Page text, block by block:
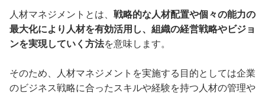
人材マネジメントとは、 戦略的な人材配置や個々の能力の
最大化により人材を有効活用し、組織の経営戦略やビジョ
ンを実現していく方法を意味します。
そのため、人材マネジメントを実施する目的としては企業
のビジネス戦略に合ったスキルや経験を持つ人材の管理や